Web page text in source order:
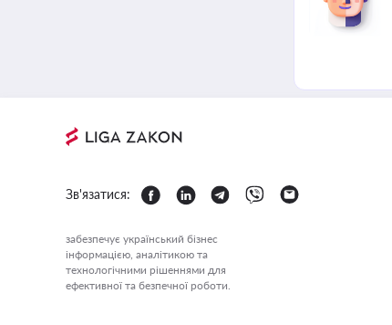
Зв'язатися:
забезпечує український бізнес
інформацією, аналітикою та
технологічними рішеннями для
ефективної та безпечної роботи.